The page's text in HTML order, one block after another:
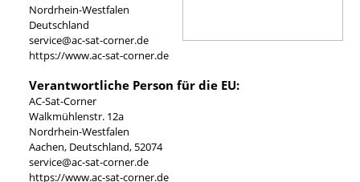
Nordrhein-Westfalen
Deutschland
service@ac-sat-corner.de
https://www.ac-sat-corner.de
Verantwortliche Person für die EU:
AC-Sat-Corner
Walkmühlenstr. 12a
Nordrhein-Westfalen
Aachen, Deutschland, 52074
service@ac-sat-corner.de
https://www.ac-sat-corner.de